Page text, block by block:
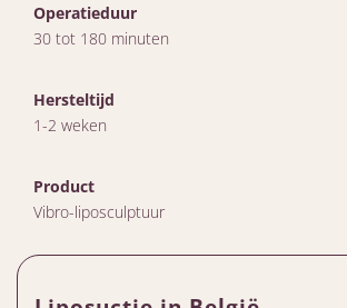
Operatieduur
30 tot 180 minuten
Hersteltijd
1-2 weken
Product
Vibro-liposculptuur